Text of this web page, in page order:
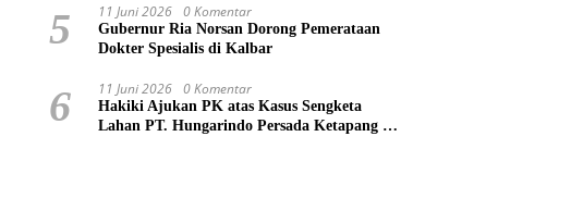
5 11 Juni 2026 0 Komentar
Gubernur Ria Norsan Dorong Pemerataan
Dokter Spesialis di Kalbar
6 11 Juni 2026 0 Komentar
Hakiki Ajukan PK atas Kasus Sengketa
Lahan PT. Hungarindo Persada Ketapang ke